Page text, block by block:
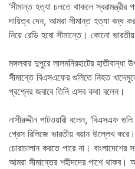
‘সীমান্ত হত্যা চলতে থাকলে
দায়িত্ব দেন, আমরা সীমান্ত হত্যা বন্ধ
নিয়ে রেডি হবো সীমান্তে। কোনো
মঙ্গলবার দুপুরে লালমনিরহাটের
সীমান্তে বিএসএফের গুলিতে নিহত
প্রশ্নের জবাবে তিনি এসব কথা বলেন।
নাসীরুদ্দীন পাটওয়ারী বলেন, ‘বিএসএফ
প্রেস রিলিজে ভারতীয় বয়ান উল্লেখ
চোরাচালান করতে পারে না। বাংলাদেশের
আমরা সীমান্তের শহীদদের পাশে থাকব।